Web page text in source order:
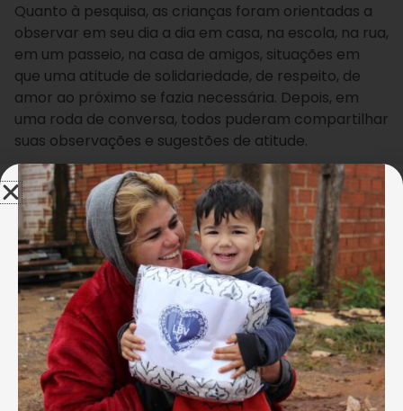
Quanto à pesquisa, as crianças foram orientadas a
observar em seu dia a dia em casa, na escola, na rua,
em um passeio, na casa de amigos, situações em
que uma atitude de solidariedade, de respeito, de
amor ao próximo se fazia necessária. Depois, em
uma roda de conversa, todos puderam compartilhar
suas observações e sugestões de atitude.
Patrícia Costa
Ao final do projeto, elas escreveram o que aprenderam e
qual atividade mais gostaram.
“Desarmar os corações é ter respeito, bondade,
solidariedade, amizade, amor uns com os outros.
Guerras, roubos, mentiras, misérias, esses coisas
ruins vão acabar se todos tiverem coragem de
desarmar os corações e sempre praticar o bem”,
destacou super convicto Breno, de 13 anos.